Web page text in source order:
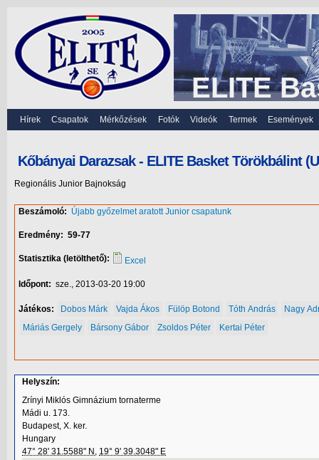
ELITE
Hírek Csapatok Mérkőzések Fotók Videók Termek Események
Kőbányai Darazsak - ELITE Basket Törökbálint
Regionális Junior Bajnokság
Beszámoló: Újabb győzelmet aratott Junior csapatunk
Eredmény: 59-77
Statisztika (letölthető): Excel
Időpont: sze., 2013-03-20 19:00
Játékos: Dobos Márk Vajda Ákos Fülöp Botond Tóth András
Nagy
Máriás Gergely
Bársony Gábor Zsoldos Péter Kertai Péter
Helyszín:
Zrínyi Miklós Gimnázium tornaterme
Mádi u. 173.
Budapest, X. ker.
Hungary
47° 28' 31.5588" N , 19° 9' 39.3048" E